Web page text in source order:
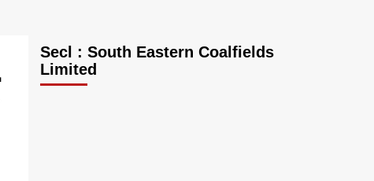
Secl : South Eastern Coalfields
Limited